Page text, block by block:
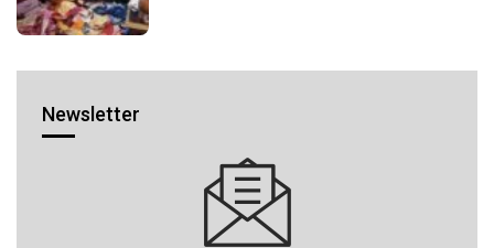
Newsletter